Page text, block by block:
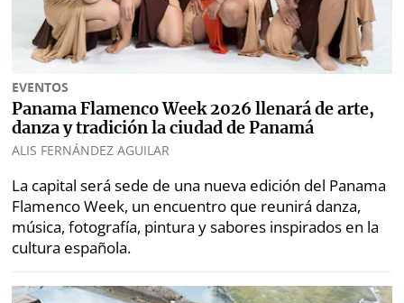
Corprensa
⌾
Hoy
por
Hoy
⌾
Picante
⌾
La
Repregunta
⌾
Cual
Sabrina
Censura
EVENTOS
Panama Flamenco Week 2026 llenará de arte,
danza y tradición la ciudad de Panamá
ALIS FERNÁNDEZ AGUILAR
La capital será sede de una nueva edición del Panama
Flamenco Week, un encuentro que reunirá danza,
música, fotografía, pintura y sabores inspirados en la
cultura española.